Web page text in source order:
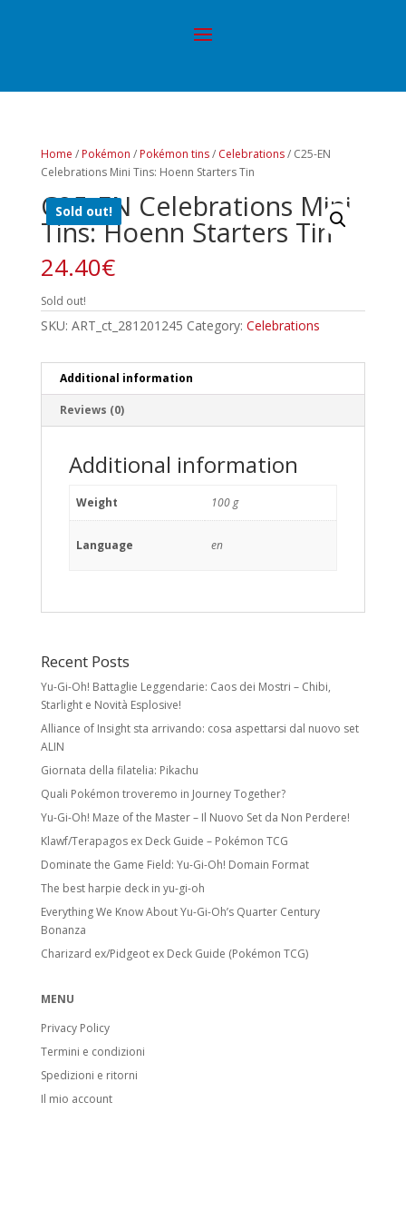
Home / Pokémon / Pokémon tins/ Celebrations/ C25-EN
Celebrations Mini Tins: Hoenn Starters Tin
Sold out!
C25-EN Celebrations Mini
Tins: Hoenn Starters Tin
24.40€
Sold out!
SKU: ART_ct_281201245 Category: Celebrations
Additional information
Reviews (0)
Additional information
Weight 100 g
Language en
Recent Posts
Yu-Gi-Oh! Battaglie Leggendarie: Caos dei Mostri – Chibi,
Starlight e Novità Esplosive!
Alliance of Insight sta arrivando: cosa aspettarsi dal nuovo set
ALIN
Giornata della filatelia: Pikachu
Quali Pokémon troveremo in Journey Together?
Yu-Gi-Oh! Maze of the Master – Il Nuovo Set da Non Perdere!
Klawf/Terapagos ex Deck Guide – Pokémon TCG
Dominate the Game Field: Yu-Gi-Oh! Domain Format
The best harpie deck in yu-gi-oh
Everything We Know About Yu-Gi-Oh’s Quarter Century
Bonanza
Charizard ex/Pidgeot ex Deck Guide (Pokémon TCG)
MENU
Privacy Policy
Termini e condizioni
Spedizioni e ritorni
Il mio account